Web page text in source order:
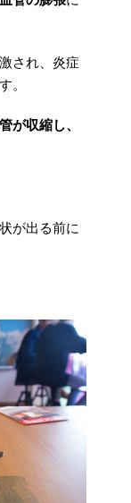
され、炎症
。
が収縮し、
が出る前に